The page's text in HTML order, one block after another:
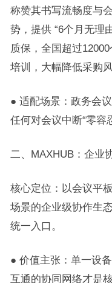
称赞其书写流畅度与
势，提供 “6个月无理
质保，全国超过
培训，大幅降低采购风
● 适配场景：政务会
任何对会议中断“零容
二、MAXHUB：企业
核心定位：以会议平
场景的企业级协作生
统一入口。
● 价值主张：单一设
互通的协同网络才是